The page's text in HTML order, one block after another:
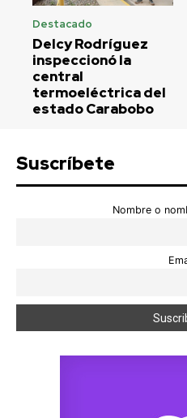
Destacado
Delcy Rodríguez
inspeccionó la
central
termoeléctrica del
estado Carabobo
Suscríbete
Nombre o